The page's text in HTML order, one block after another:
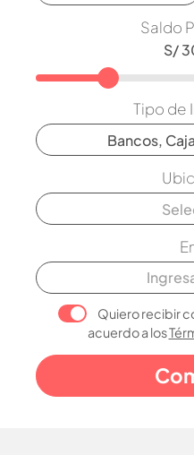
Saldo
Tipo de
Bancos,
Quiero recibir
acuerdo a los